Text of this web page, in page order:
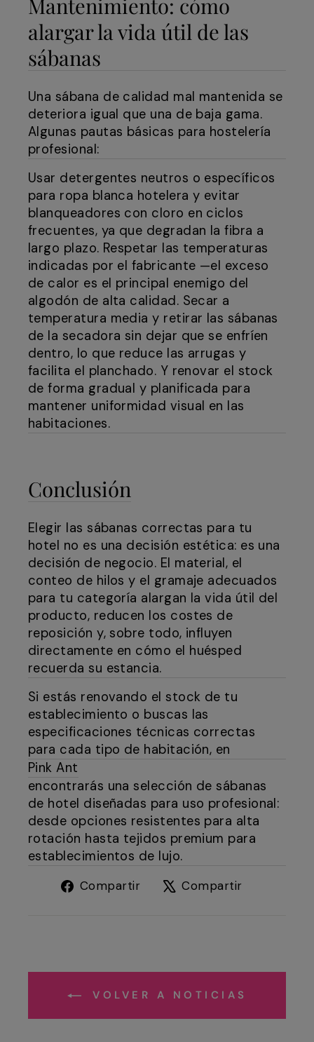
alargar la vida útil de las
sábanas
Una sábana de calidad mal mantenida se
deteriora igual que una de baja gama.
Algunas pautas básicas para hostelería
profesional:
Usar detergentes neutros o específicos
para ropa blanca hotelera y evitar
blanqueadores con cloro en ciclos
frecuentes, ya que degradan la fibra a
largo plazo. Respetar las temperaturas
indicadas por el fabricante —el exceso
de calor es el principal enemigo del
algodón de alta calidad. Secar a
temperatura media y retirar las sábanas
de la secadora sin dejar que se enfríen
dentro, lo que reduce las arrugas y
facilita el planchado. Y renovar el stock
de forma gradual y planificada para
mantener uniformidad visual en las
habitaciones.
Conclusión
Elegir las sábanas correctas para tu
hotel no es una decisión estética: es una
decisión de negocio. El material, el
conteo de hilos y el gramaje adecuados
para tu categoría alargan la vida útil del
producto, reducen los costes de
reposición y, sobre todo, influyen
directamente en cómo el huésped
recuerda su estancia.
Si estás renovando el stock de tu
establecimiento o buscas las
especificaciones técnicas correctas
para cada tipo de habitación, en
Pink Ant
encontrarás una selección de sábanas
de hotel diseñadas para uso profesional:
desde opciones resistentes para alta
rotación hasta tejidos premium para
establecimientos de lujo.
Compartir
Compartir
Compartir
VOLVER A NOTICIAS